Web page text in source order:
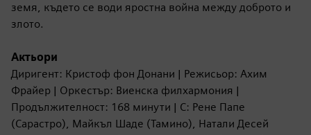
земя, където се води яростна война между доброто и
злото.
Актьори
Диригент: Кристоф фон Донани | Режисьор: Ахим
Фрайер | Оркестър: Виенска филхармония |
Продължителност: 168 минути | С: Рене Папе
(Сарастро), Майкъл Шаде (Тамино), Натали Десей